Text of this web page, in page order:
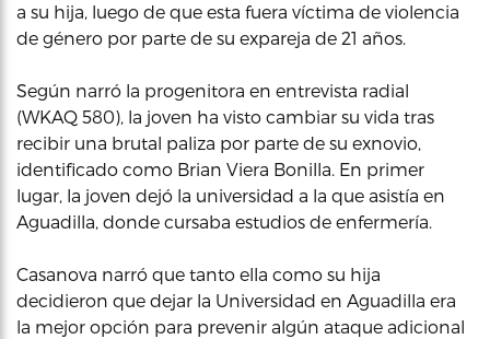
a su hija, luego de que esta fuera víctima de violencia
de género por parte de su expareja de 21 años.
Según narró la progenitora en entrevista radial
(WKAQ 580), la joven ha visto cambiar su vida tras
recibir una brutal paliza por parte de su exnovio,
identificado como Brian Viera Bonilla. En primer
lugar, la joven dejó la universidad a la que asistía en
Aguadilla, donde cursaba estudios de enfermería.
Casanova narró que tanto ella como su hija
decidieron que dejar la Universidad en Aguadilla era
la mejor opción para prevenir algún ataque adicional